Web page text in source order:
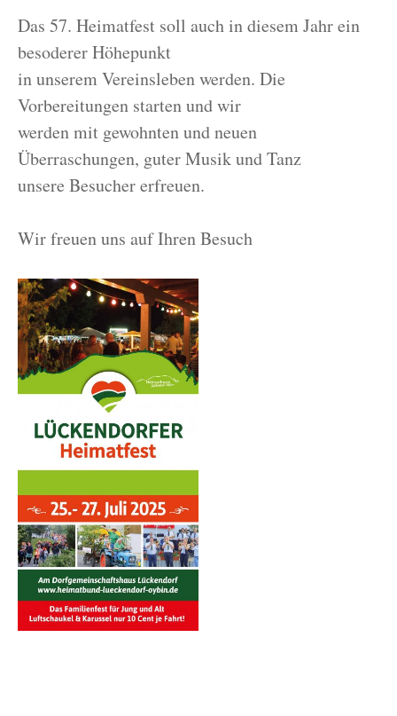
Das 57. Heimatfest soll auch in diesem Jahr ein
besoderer Höhepunkt
in unserem Vereinsleben werden. Die
Vorbereitungen starten und wir
werden mit gewohnten und neuen
Überraschungen, guter Musik und Tanz
unsere Besucher erfreuen.
Wir freuen uns auf Ihren Besuch